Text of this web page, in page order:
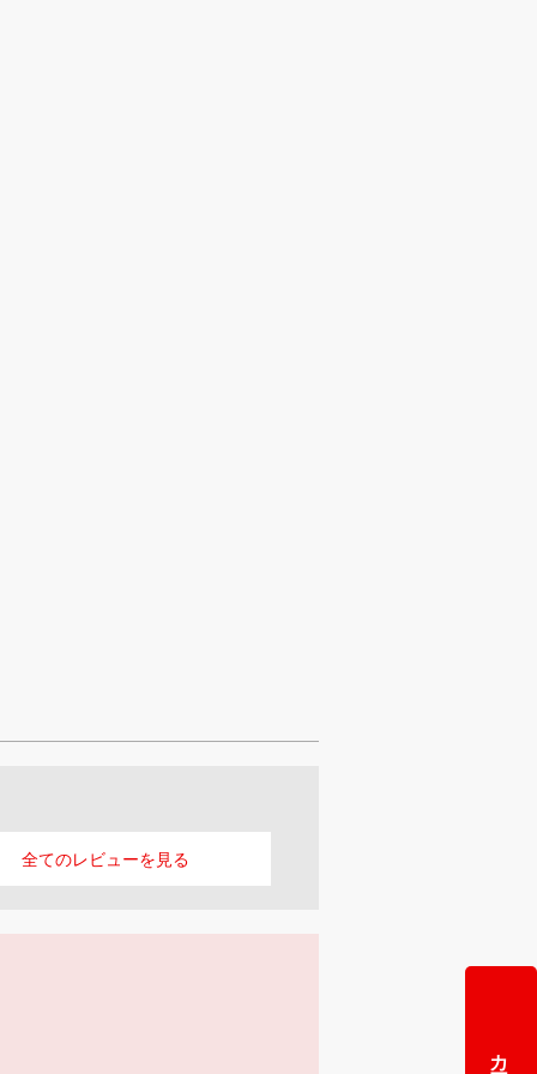
全てのレビューを見る